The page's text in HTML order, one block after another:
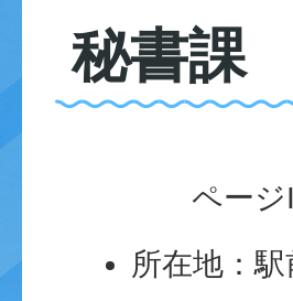
秘書課
ページ
所在地：